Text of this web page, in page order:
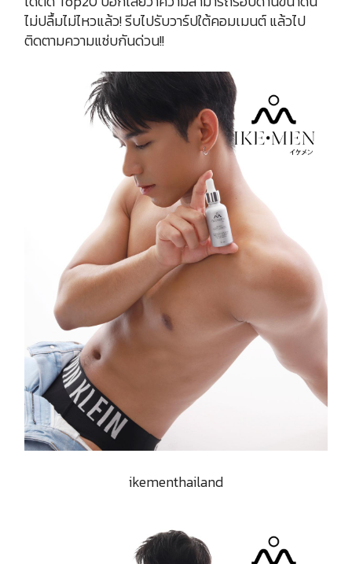
ไม่ปลื้มไม่ไหวแล้ว! รีบไปรับวาร์ปใต้คอมเมนต์ แล้วไป
ติดตามความแซ่บกันด่วน!!
ikementhailand